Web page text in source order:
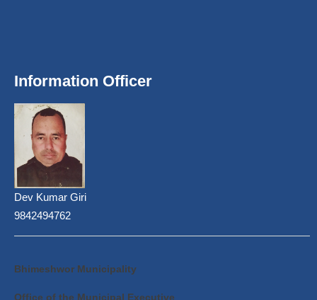
Information Officer
Dev Kumar Giri
9842494762
Bhimeshwor Municipality
Office of the Municipal Executive